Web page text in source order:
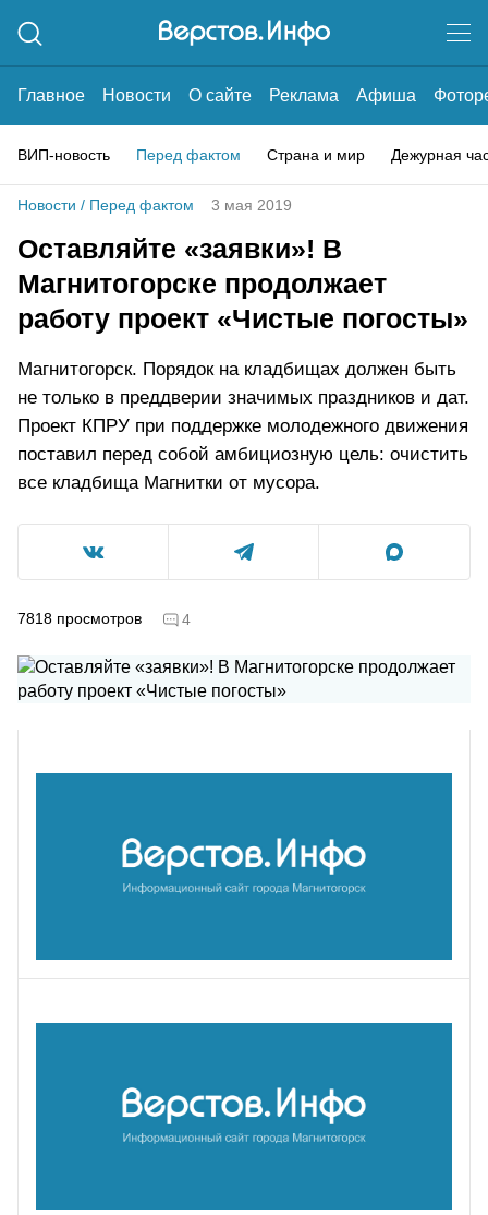
Главное Новости О сайте Реклама Афиша
ВИП-новость Перед фактом Страна и мир Дежурная
Новости / Перед фактом 3 мая 2019
Оставляйте «заявки»! В
Магнитогорске продолжает
работу проект «Чистые погосты»
Магнитогорск. Порядок на кладбищах должен быть
не только в преддверии значимых праздников и дат.
Проект КПРУ при поддержке молодежного движения
поставил перед собой амбициозную цель: очистить
все кладбища Магнитки от мусора.
7818 просмотров 4